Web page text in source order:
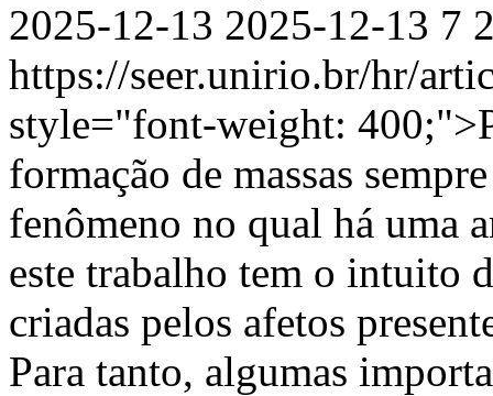
2025-12-13 2025-12-13 7
https://seer.unirio.br/hr/
style="font-weight:
formação de massas
fenômeno no qual há uma
este trabalho tem o intuito
criadas pelos afetos
Para tanto, algumas